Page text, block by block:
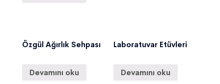
Özgül Ağırlık Sehpası
Devamını oku
Laboratuvar Etüvleri
Devamını oku